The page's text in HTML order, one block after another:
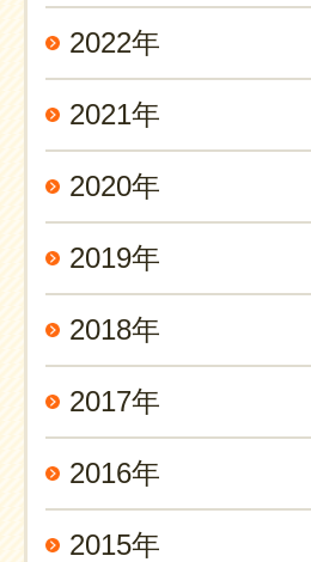
2022年
2021年
2020年
2019年
2018年
2017年
2016年
2015年